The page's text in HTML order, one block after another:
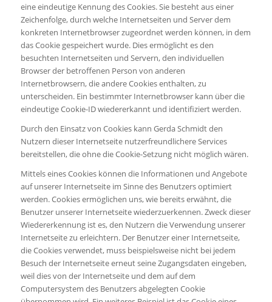
eine eindeutige Kennung des Cookies. Sie besteht aus einer
Zeichenfolge, durch welche Internetseiten und Server dem
konkreten Internetbrowser zugeordnet werden können, in dem
das Cookie gespeichert wurde. Dies ermöglicht es den
besuchten Internetseiten und Servern, den individuellen
Browser der betroffenen Person von anderen
Internetbrowsern, die andere Cookies enthalten, zu
unterscheiden. Ein bestimmter Internetbrowser kann über die
eindeutige Cookie-ID wiedererkannt und identifiziert werden.
Durch den Einsatz von Cookies kann Gerda Schmidt den
Nutzern dieser Internetseite nutzerfreundlichere Services
bereitstellen, die ohne die Cookie-Setzung nicht möglich wären.
Mittels eines Cookies können die Informationen und Angebote
auf unserer Internetseite im Sinne des Benutzers optimiert
werden. Cookies ermöglichen uns, wie bereits erwähnt, die
Benutzer unserer Internetseite wiederzuerkennen. Zweck dieser
Wiedererkennung ist es, den Nutzern die Verwendung unserer
Internetseite zu erleichtern. Der Benutzer einer Internetseite,
die Cookies verwendet, muss beispielsweise nicht bei jedem
Besuch der Internetseite erneut seine Zugangsdaten eingeben,
weil dies von der Internetseite und dem auf dem
Computersystem des Benutzers abgelegten Cookie